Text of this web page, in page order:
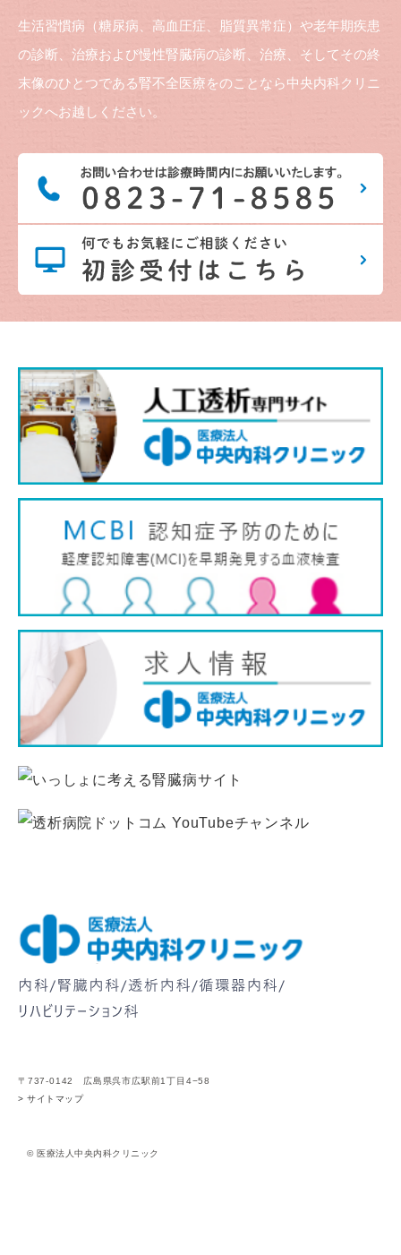
生活習慣病（糖尿病、高血圧症、脂質異常症）や老年期疾患
の診断、治療および慢性腎臓病の診断、治療、そしてその終
末像のひとつである腎不全医療をのことなら中央内科クリニ
ックへお越しください。
〒737-0142 広島県呉市広駅前1丁目4−58
> サイトマップ
© 医療法人中央内科クリニック